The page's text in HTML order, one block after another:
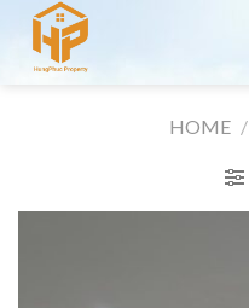
Skip
content
HOME /